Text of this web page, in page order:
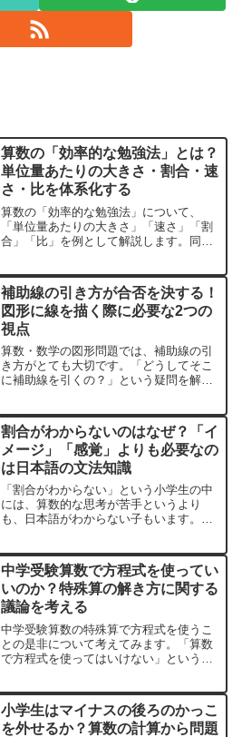
算数の「効率的な勉強法」とは？
単位量あたりの大きさ・割合・速
さ・比を体系化する
算数の「効率的な勉強法」について、
「単位量あたりの大きさ」「速さ」「割
合」「比」を例として解説します。同じ
補助線の引き方が合否を決する！
図形に線を描く際に必要な2つの
視点
算数・数学の図形問題では、補助線の引
き方がとても大切です。「どうしてそこ
に補助線を引くの？」という疑問を解決
割合がわからないのはなぜ？「イ
メージ」「感覚」よりも必要なの
は日本語の文法知識
「割合がわからない」という小学生の中
には、算数的な思考が苦手というより
も、日本語がわからない子もいます。彼
中学受験算数で方程式を使ってい
いのか？特殊算の解き方に関する
議論を考える
中学受験算数の特殊算で方程式を使うこ
との是非について考えてみます。「算数
で方程式を使ってはいけない」という主
小学生はマイナスの後ろのかっこ
を外せるか？算数の計算から問題